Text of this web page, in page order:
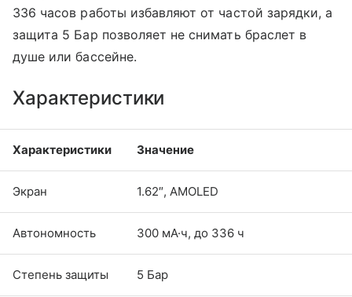
336 часов работы избавляют от частой зарядки, а
защита 5 Бар позволяет не снимать браслет в
душе или бассейне.
Характеристики
Характеристики Значение
Экран 1.62″, AMOLED
Автономность 300 мА·ч, до 336 ч
Степень защиты 5 Бар